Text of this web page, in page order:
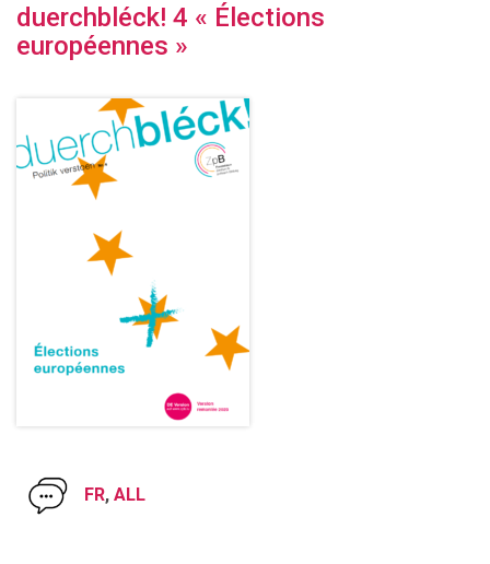
duerchbléck! 4 « Élections
européennes »
FR, ALL